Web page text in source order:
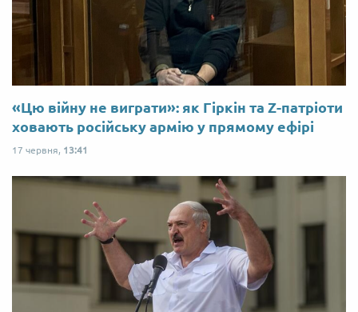
«Цю війну не виграти»: як Гіркін та Z-патріоти
ховають російську армію у прямому ефірі
17 червня, 13:41